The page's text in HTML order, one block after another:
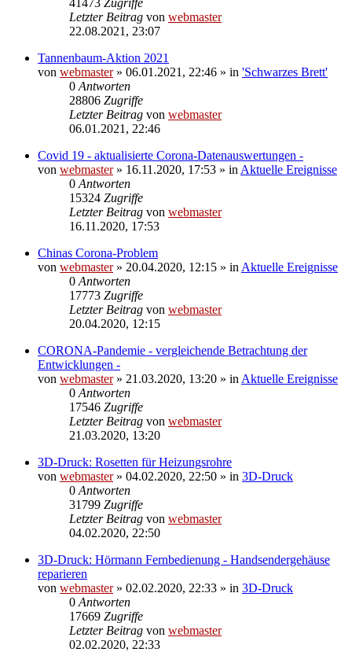
Letzter Beitrag von webmaster
22.08.2021, 23:07
Tannenbaum-Aktion 2021
von webmaster» 06.01.2021, 22:46 » in 'Schwarzes Brett'
0 Antworten
28806 Zugriffe
Letzter Beitrag von webmaster
06.01.2021, 22:46
Covid 19 - aktualisierte Corona-Datenauswertungen -
von webmaster» 16.11.2020, 17:53 » in Aktuelle Ereignisse
0 Antworten
15324 Zugriffe
Letzter Beitrag von webmaster
16.11.2020, 17:53
Chinas Corona-Problem
von webmaster» 20.04.2020, 12:15 » in Aktuelle Ereignisse
0 Antworten
17773 Zugriffe
Letzter Beitrag von webmaster
20.04.2020, 12:15
CORONA-Pandemie - vergleichende Betrachtung der
Entwicklungen -
von webmaster» 21.03.2020, 13:20 » in Aktuelle Ereignisse
0 Antworten
17546 Zugriffe
Letzter Beitrag von webmaster
21.03.2020, 13:20
3D-Druck: Rosetten für Heizungsrohre
von webmaster» 04.02.2020, 22:50 » in 3D-Druck
0 Antworten
31799 Zugriffe
Letzter Beitrag von webmaster
04.02.2020, 22:50
3D-Druck: Hörmann Fernbedienung - Handsendergehäuse
reparieren
von webmaster» 02.02.2020, 22:33 » in 3D-Druck
0 Antworten
17669 Zugriffe
Letzter Beitrag von webmaster
02.02.2020, 22:33